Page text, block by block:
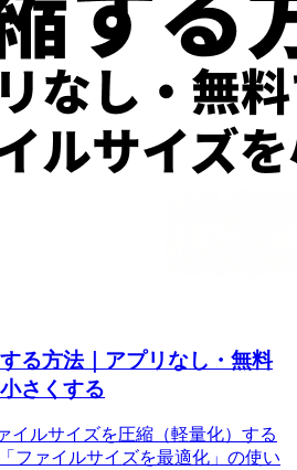
る方法｜アプリなし・無料
さくする
イルサイズを圧縮（軽量化）する
ファイルサイズを最適化」の使い